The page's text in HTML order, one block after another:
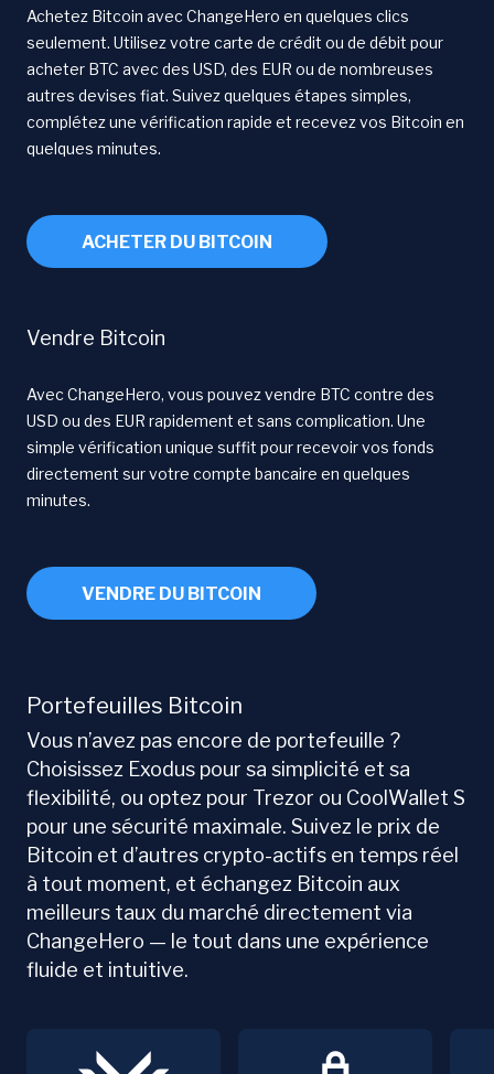
Achetez Bitcoin avec ChangeHero en quelques clics
seulement. Utilisez votre carte de crédit ou de débit pour
acheter BTC avec des USD, des EUR ou de nombreuses
autres devises fiat. Suivez quelques étapes simples,
complétez une vérification rapide et recevez vos Bitcoin en
quelques minutes.
ACHETER DU BITCOIN
Vendre Bitcoin
Avec ChangeHero, vous pouvez vendre BTC contre des
USD ou des EUR rapidement et sans complication. Une
simple vérification unique suffit pour recevoir vos fonds
directement sur votre compte bancaire en quelques
minutes.
VENDRE DU BITCOIN
Portefeuilles Bitcoin
Vous n’avez pas encore de portefeuille ?
Choisissez Exodus pour sa simplicité et sa
flexibilité, ou optez pour Trezor ou CoolWallet S
pour une sécurité maximale. Suivez le prix de
Bitcoin et d’autres crypto-actifs en temps réel
à tout moment, et échangez Bitcoin aux
meilleurs taux du marché directement via
ChangeHero — le tout dans une expérience
fluide et intuitive.